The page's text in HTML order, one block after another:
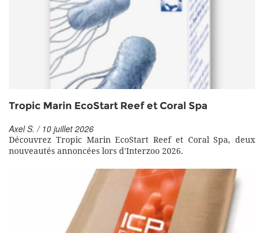
Tropic Marin EcoStart Reef et Coral Spa
Axel S. / 10 juillet 2026
Découvrez Tropic Marin EcoStart Reef et Coral Spa, deux
nouveautés annoncées lors d'Interzoo 2026.